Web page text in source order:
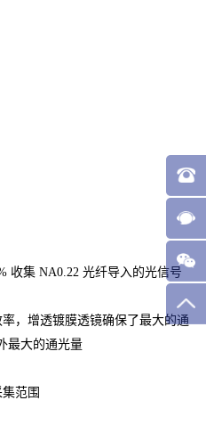
收集 NA0.22 光纤导入的光信号
，增透镀膜透镜确保了最大的通
最大的通光量
范围